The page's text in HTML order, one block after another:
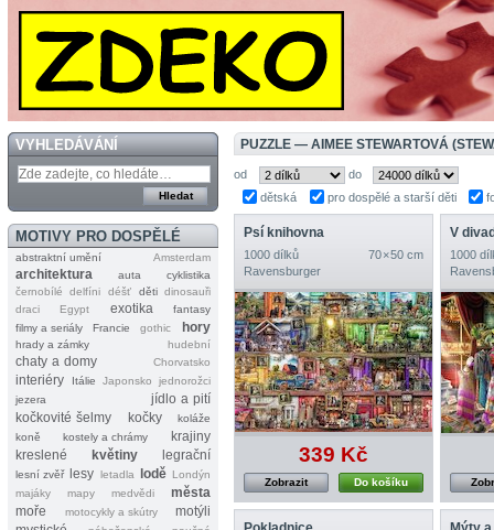
VYHLEDÁVÁNÍ
MOTIVY PRO DOSPĚLÉ
abstraktní umění Amsterdam
architektura auta
cyklistika
černobílé
delfíni déšť děti dinosauři
draci
Egypt exotika
fantasy
filmy a seriály
Francie gothic hory
hrady a zámky hudební
chaty a domy Chorvatsko
interiéry Itálie Japonsko
jednorožci
jezera
jídlo a pití
kočkovité šelmy
kočky
koláže
koně
kostely a chrámy
krajiny
kreslené
květiny legrační
lesní zvěř lesy letadla lodě Londýn
majáky
mapy medvědi
města
moře
motocykly a skútry
motýli
PUZZLE — AIMEE STEWARTOVÁ
od
do
dětská
pro dospělé a starší děti
Psí knihovna
1000 dílků
70 × 50 cm
Ravensburger
339 Kč
Do košíku
Zobrazit
V
1000